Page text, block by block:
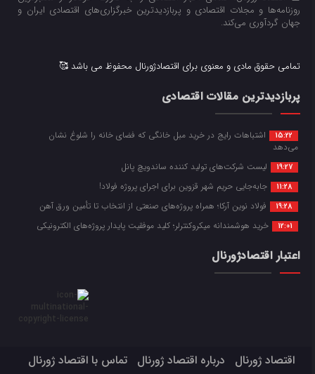
روزنامه‌ها و مجلات اقتصادی و پربازدیدترین خبرگزاری‌های اقتصادی ایران و
جهان گردآوری می‌کند.
تمامی حقوق مادی و معنوی برای اقتصادژورنال محفوظ می باشد 🥰
پربازدیدترین مقالات اقتصادی
15:22
اشتباهات رایج در خرید مبل خانگی که فضای خانه را شلوغ نشان
می‌دهد
19:27 لیست شرکت‌های تولید کننده ساندویچ پانل
11:28 جابه‌جایی حریم شهر قزوین برای اجرای پروژه فولاد!
19:28 فولاد نوین آرکا؛ همراه پروژه‌های صنعتی از انتخاب تا تأمین ورق آهن
12:01 خرید هوشمندانه میکروکنترلر؛ کلید موفقیت پایدار پروژه‌های الکترونیکی
اعتبار اقتصادژورنال
اقتصاد ژورنال درباره اقتصاد ژورنال تماس با اقتصاد ژورنال